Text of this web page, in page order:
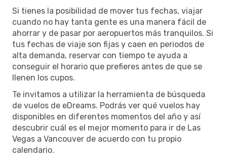
Si tienes la posibilidad de mover tus fechas, viajar
cuando no hay tanta gente es una manera fácil de
ahorrar y de pasar por aeropuertos más tranquilos. Si
tus fechas de viaje son fijas y caen en periodos de
alta demanda, reservar con tiempo te ayuda a
conseguir el horario que prefieres antes de que se
llenen los cupos.
Te invitamos a utilizar la herramienta de búsqueda
de vuelos de eDreams. Podrás ver qué vuelos hay
disponibles en diferentes momentos del año y así
descubrir cuál es el mejor momento para ir de Las
Vegas a Vancouver de acuerdo con tu propio
calendario.